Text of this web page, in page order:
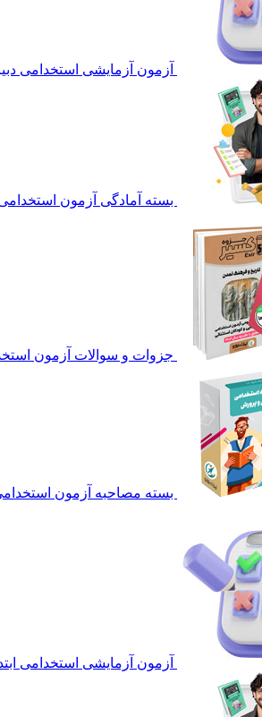
آزمون آزمایشی استخدامی
بسته آمادگی آزمون استخدامی
جزوات و سوالات آزمون
بسته مصاحبه آزمون استخدامی
آزمون آزمایشی استخدامی